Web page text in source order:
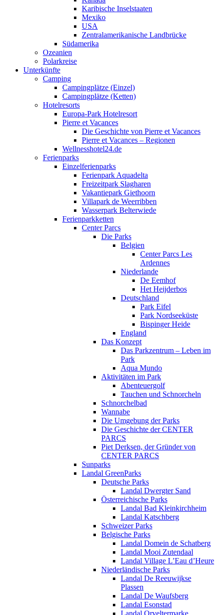
Karibische Inselstaaten
Mexiko
USA
Zentralamerikanische Landbrücke
Südamerika
Ozeanien
Polarkreise
Unterkünfte
Camping
Campingplätze (Einzel)
Campingplätze (Ketten)
Hotelresorts
Europa-Park Hotelresort
Pierre et Vacances
Die Geschichte von Pierre et Vacances
Pierre et Vacances – Regionen
Wellnesshotel24.de
Ferienparks
Einzelferienparks
Ferienpark Aquadelta
Freizeitpark Slagharen
Vakantiepark Giethoorn
Villapark de Weerribben
Wasserpark Belterwiede
Ferienparkketten
Center Parcs
Die Parks
Belgien
Center Parcs Les
Ardennes
Niederlande
De Eemhof
Het Heijderbos
Deutschland
Park Eifel
Park Nordseeküste
Bispinger Heide
England
Das Konzept
Das Parkzentrum – Leben im
Park
Aqua Mundo
Aktivitäten im Park
Abenteuergolf
Tauchen und Schnorcheln
Schnorchelbad
Wannabe
Die Umgebung der Parks
Die Geschichte der CENTER
PARCS
Piet Derksen, der Gründer von
CENTER PARCS
Sunparks
Landal GreenParks
Deutsche Parks
Landal Dwergter Sand
Österreichische Parks
Landal Bad Kleinkirchheim
Landal Katschberg
Schweizer Parks
Belgische Parks
Landal Domein de Schatberg
Landal Mooi Zutendaal
Landal Village L’Eau d’Heure
Niederländische Parks
Landal De Reeuwijkse
Plassen
Landal De Waufsberg
Landal Esonstad
Landal Orveltermarke